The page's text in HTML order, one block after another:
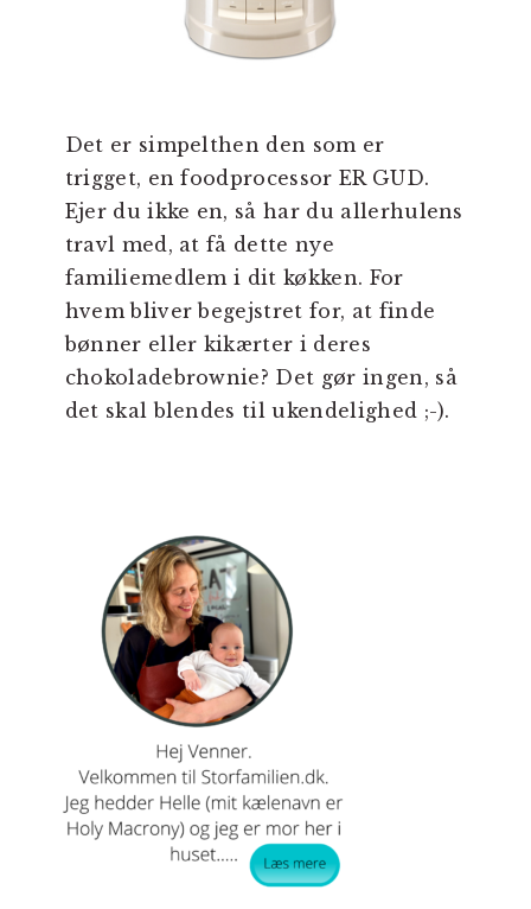
Det er simpelthen den som er
trigget, en foodprocessor ER GUD.
Ejer du ikke en, så har du allerhulens
travl med, at få dette nye
familiemedlem i dit køkken. For
hvem bliver begejstret for, at finde
bønner eller kikærter i deres
chokoladebrownie? Det gør ingen, så
det skal blendes til ukendelighed ;-).
PRIMÆR
SIDEBAR